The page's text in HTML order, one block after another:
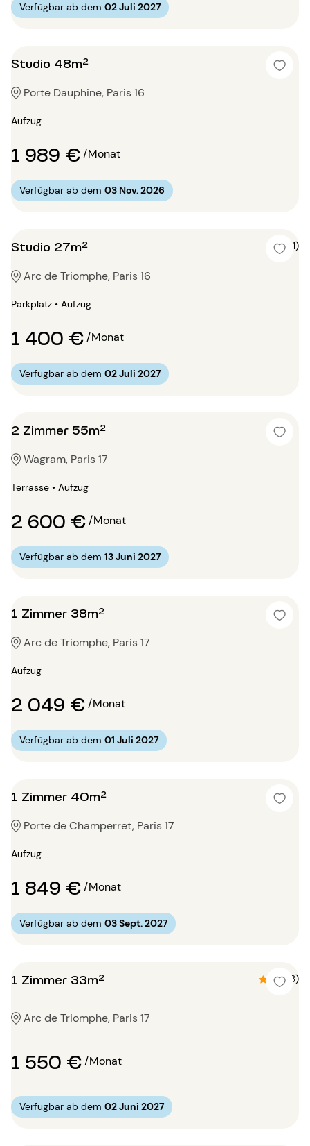
Verfügbar ab dem 02 Juli 2027
Studio 48m²
Porte Dauphine, Paris 16
Aufzug
1 989 €/Monat
Verfügbar ab dem 03 Nov. 2026
Studio 27m² 4 (1)
Arc de Triomphe, Paris 16
Parkplatz • Aufzug
1 400 €/Monat
Verfügbar ab dem 02 Juli 2027
2 Zimmer 55m²
Wagram, Paris 17
Terrasse • Aufzug
2 600 €/Monat
Verfügbar ab dem 13 Juni 2027
1 Zimmer 38m²
Arc de Triomphe, Paris 17
Aufzug
2 049 €/Monat
Verfügbar ab dem 01 Juli 2027
1 Zimmer 40m²
Porte de Champerret, Paris 17
Aufzug
1 849 €/Monat
Verfügbar ab dem 03 Sept. 2027
1 Zimmer 33m² 4.7 (3)
Arc de Triomphe, Paris 17
1 550 €/Monat
Verfügbar ab dem 02 Juni 2027